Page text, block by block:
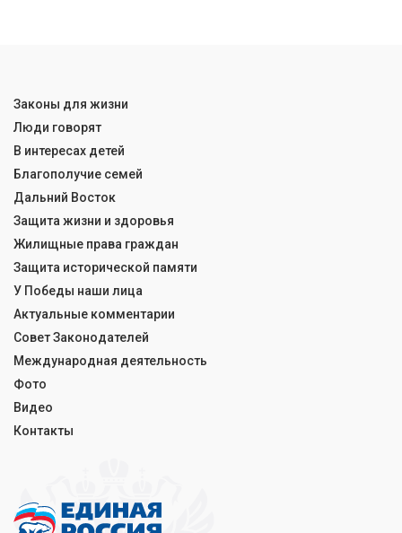
Законы для жизни
Люди говорят
В интересах детей
Благополучие семей
Дальний Восток
Защита жизни и здоровья
Жилищные права граждан
Защита исторической памяти
У Победы наши лица
Актуальные комментарии
Совет Законодателей
Международная деятельность
Фото
Видео
Контакты